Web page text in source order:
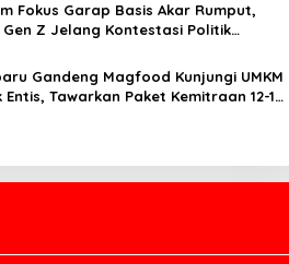
Fokus Garap Basis Akar Rumput,
Z Jelang Kontestasi Politik
Gandeng Magfood Kunjungi UMKM
Entis, Tawarkan Paket Kemitraan 12-15